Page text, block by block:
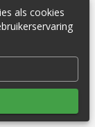
als cookies